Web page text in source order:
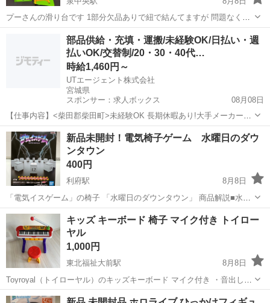
プーさんの滑り台です 1部分欠品ありで紐で結んてますが 問題なく使
用してました 子供が大きくなりましたので出品します 画像のままお渡黒川郡 泉中央駅 おもちゃ 滑り台
部品供給・充填・運搬/未経験OK/日払い・週
払いOK/交替制/20・30・40代…
時給1,460円～
UTエージェント株式会社
宮城県
スポンサー：求人ボックス
08月08日
【仕事内容】<柴田郡柴田町>未経験OK 長期休暇あり!大手メーカーの
グループ会社 コピー機部品の機械オペレーター <履歴書不要 オンライ
ン面接OK><入社キャンペーン実施中!> <業種> オフィス・業務機器 <
仕事内容> コピー機...
アルバイト・パート
新品未開封！電気椅子ゲーム 水曜日のダウ
ンタウン
400円
利府駅
8月8日
「電気イスゲーム」の椅子 「水曜日のダウンタウン」 商品解説■水曜
日のダウンタウンの大人気企画「電気イスゲーム」の椅子が登場!!
【商品詳細】 注意事項：※こちらの商品はアミューズメント専用景品
となります。
宮城 宮城郡 利府駅 おもちゃ 電気椅子
キッズ キーボード 椅子 マイク付き トイロー
ヤル
1,000円
東北福祉大前駅
8月8日
Toyroyal（トイローヤル）のキッズキーボード マイク付き ・音出し動
作確認済み。 ・鍵盤、ボタン共に操作問題ありません ・通常使用に伴
宮城 仙台市 東北福祉大前駅 おもちゃ